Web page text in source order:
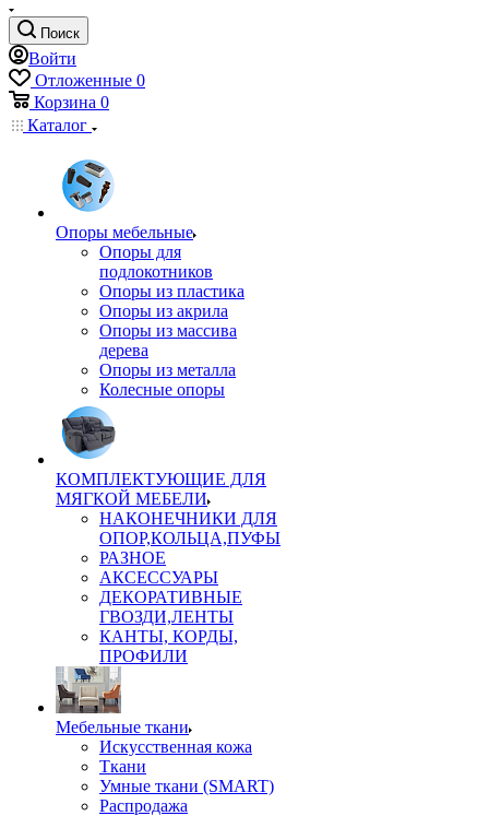
Поиск
Войти
Отложенные 0
Корзина 0
Каталог
Опоры мебельные
Опоры для
подлокотников
Опоры из пластика
Опоры из акрила
Опоры из массива
дерева
Опоры из металла
Колесные опоры
КОМПЛЕКТУЮЩИЕ ДЛЯ
МЯГКОЙ МЕБЕЛИ
НАКОНЕЧНИКИ ДЛЯ
ОПОР,КОЛЬЦА,ПУФЫ
РАЗНОЕ
АКСЕССУАРЫ
ДЕКОРАТИВНЫЕ
ГВОЗДИ,ЛЕНТЫ
КАНТЫ, КОРДЫ,
ПРОФИЛИ
Мебельные ткани
Искусственная кожа
Ткани
Умные ткани (SMART)
Распродажа